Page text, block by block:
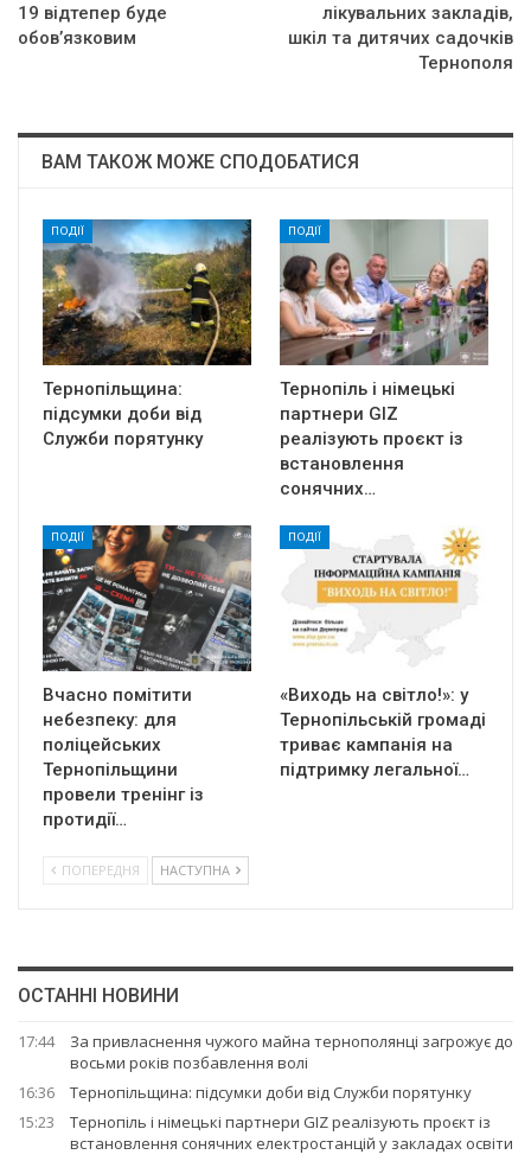
19 відтепер буде
обов’язковим
лікувальних закладів,
шкіл та дитячих садочків
Тернополя
ВАМ ТАКОЖ МОЖЕ СПОДОБАТИСЯ
ПОДІЇ
Тернопільщина:
підсумки доби від
Служби порятунку
ПОДІЇ
Тернопіль і німецькі
партнери GIZ
реалізують проєкт із
встановлення
сонячних…
ПОДІЇ
Вчасно помітити
небезпеку: для
поліцейських
Тернопільщини
провели тренінг із
протидії…
ПОДІЇ
«Виходь на світло!»: у
Тернопільській громаді
триває кампанія на
підтримку легальної…
ПОПЕРЕДНЯ НАСТУПНА
ОСТАННІ НОВИНИ
17:44
За привласнення чужого майна тернополянці загрожує до
восьми років позбавлення волі
16:36
Тернопільщина: підсумки доби від Служби порятунку
15:23
Тернопіль і німецькі партнери GIZ реалізують проєкт із
встановлення сонячних електростанцій у закладах освіти